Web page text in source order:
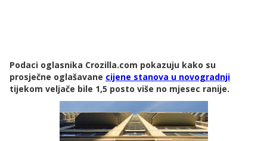
Podaci oglasnika Crozilla.com pokazuju kako su
prosječne oglašavane cijene stanova u novogradnji
tijekom veljače bile 1,5 posto više no mjesec ranije.